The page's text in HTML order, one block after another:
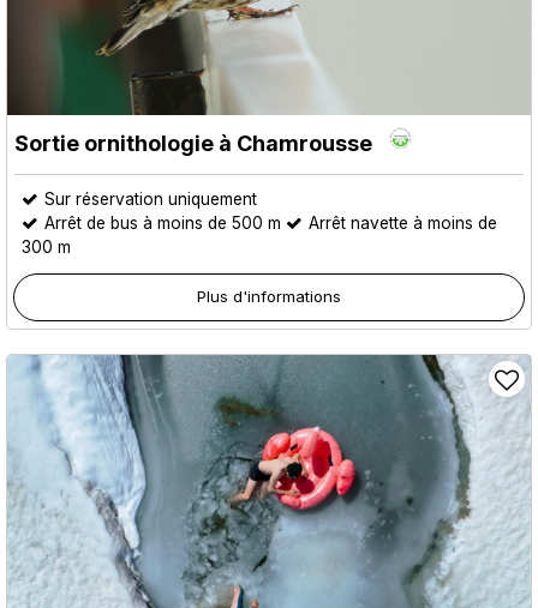
Sortie ornithologie à Chamrousse
Sur réservation uniquement
Arrêt de bus à moins de 500 m
Arrêt navette à moins de
300 m
Plus d'informations